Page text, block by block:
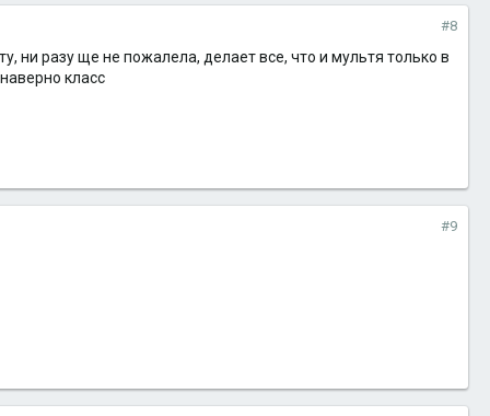
#8
ни разу ще не пожалела, делает все, что и мультя только в
класс
#9